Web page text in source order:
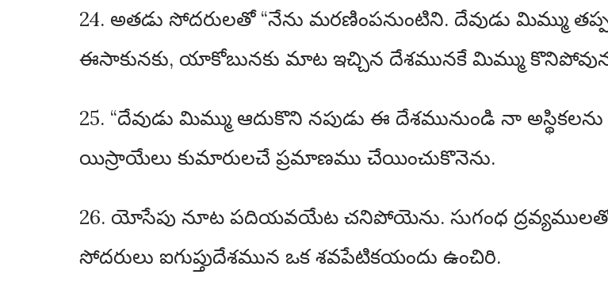
24. అతడు సోదరులతో “నేను మరణింపనుంటిని. దేవుడు మిమ్ము
ఈసాకునకు, యాకోబునకు మాట ఇచ్చిన దేశమునకే మిమ్ము
25. “దేవుడు మిమ్ము ఆదుకొని నపుడు ఈ దేశమునుండి నా
యిస్రాయేలు కుమారులచే ప్రమాణము చేయించుకొనెను.
26. యోసేపు నూట పదియవయేట చనిపోయెను. సుగంధ
సోదరులు ఐగుప్తుదేశమున ఒక శవపేటికయందు ఉంచిరి.